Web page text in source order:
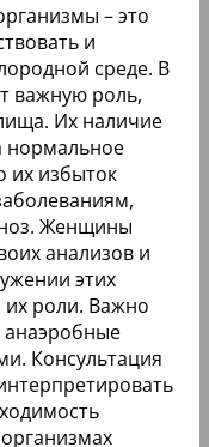
– это
и
среде. В
важную роль,
Их наличие
нормальное
их избыток
Женщины
анализов и
этих
роли. Важно
анаэробные
Консультация